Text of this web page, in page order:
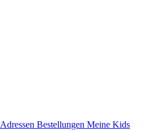
Adressen Bestellungen Meine Kids